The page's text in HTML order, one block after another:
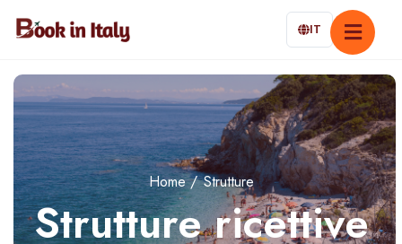
IT
Home Strutture
Strutture ricettive